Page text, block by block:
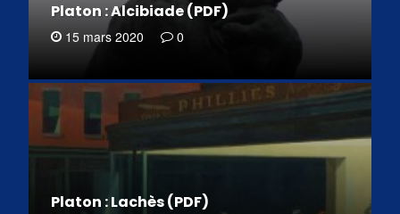
Platon : Alcibiade (PDF)
15 mars 2020 0
Platon : Lachès (PDF)